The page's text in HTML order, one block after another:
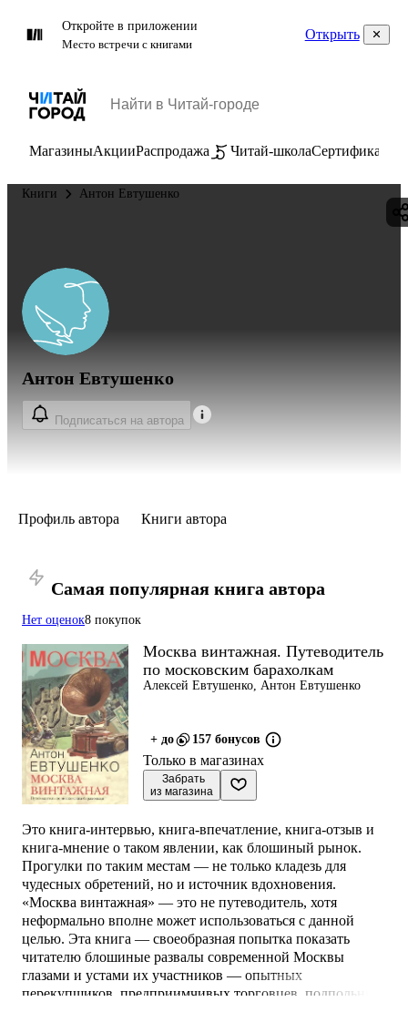
Откройте в приложении
Место встречи с книгами
Открыть
МагазиныАкцииРаспродажа Читай-школаСертификаты
Книги Антон Евтушенко
Антон Евтушенко
Подписаться на автора
Профиль автора Книги автора
Самая популярная книга автора
Нет оценок8 покупок
Москва винтажная. Путеводитель
по московским барахолкам
Алексей Евтушенко, Антон Евтушенко
+ до 157 бонусов
Только в магазинах
Забрать
из магазина
Это книга-интервью, книга-впечатление, книга-отзыв и
книга-мнение о таком явлении, как блошиный рынок.
Прогулки по таким местам — не только кладезь для
чудесных обретений, но и источник вдохновения.
«Москва винтажная» — это не путеводитель, хотя
неформально вполне может использоваться с данной
целью. Эта книга — своеобразная попытка показать
читателю блошиные развалы современной Москвы
глазами и устами их участников — опытных
перекупщиков, предприимчивых торговцев, подпольных